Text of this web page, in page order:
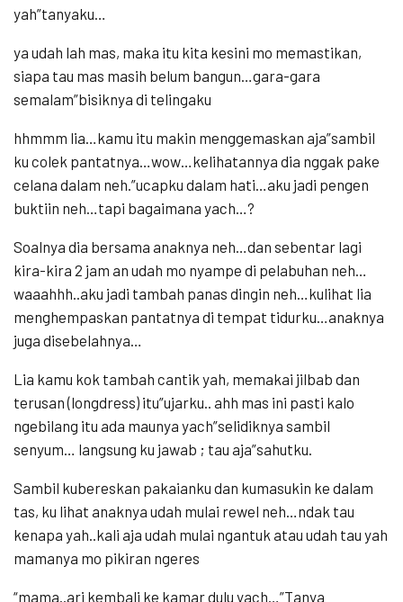
yah”tanyaku…
ya udah lah mas, maka itu kita kesini mo memastikan,
siapa tau mas masih belum bangun…gara-gara
semalam”bisiknya di telingaku
hhmmm lia…kamu itu makin menggemaskan aja”sambil
ku colek pantatnya…wow…kelihatannya dia nggak pake
celana dalam neh.”ucapku dalam hati…aku jadi pengen
buktiin neh…tapi bagaimana yach…?
Soalnya dia bersama anaknya neh…dan sebentar lagi
kira-kira 2 jam an udah mo nyampe di pelabuhan neh…
waaahhh..aku jadi tambah panas dingin neh…kulihat lia
menghempaskan pantatnya di tempat tidurku…anaknya
juga disebelahnya…
Lia kamu kok tambah cantik yah, memakai jilbab dan
terusan (longdress) itu”ujarku.. ahh mas ini pasti kalo
ngebilang itu ada maunya yach”selidiknya sambil
senyum… langsung ku jawab ; tau aja”sahutku.
Sambil kubereskan pakaianku dan kumasukin ke dalam
tas, ku lihat anaknya udah mulai rewel neh…ndak tau
kenapa yah..kali aja udah mulai ngantuk atau udah tau yah
mamanya mo pikiran ngeres
“mama..ari kembali ke kamar dulu yach…”Tanya